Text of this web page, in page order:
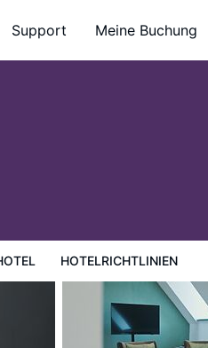
Support Meine Buchung
HOTELRICHTLINIEN